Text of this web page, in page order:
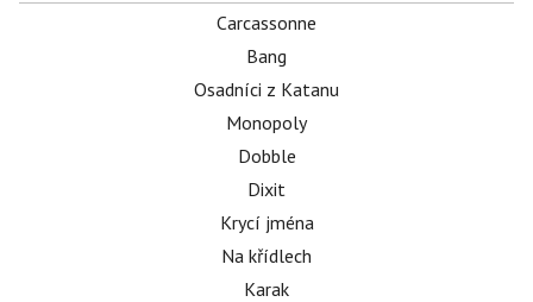
Carcassonne
Bang
Osadníci z Katanu
Monopoly
Dobble
Dixit
Krycí jména
Na křídlech
Karak